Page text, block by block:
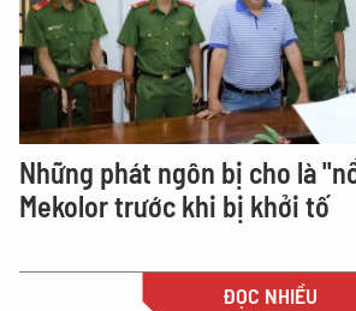
Những phát ngôn bị cho là
Mekolor trước khi bị khởi tố
ĐỌC NHIỀU